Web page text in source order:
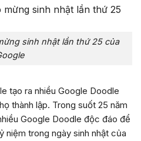
sinh nhật lần thứ 25 của
tạo ra nhiều Google Doodle
thành lập. Trong suốt 25 năm
Google Doodle độc đáo để
niệm trong ngày sinh nhật của